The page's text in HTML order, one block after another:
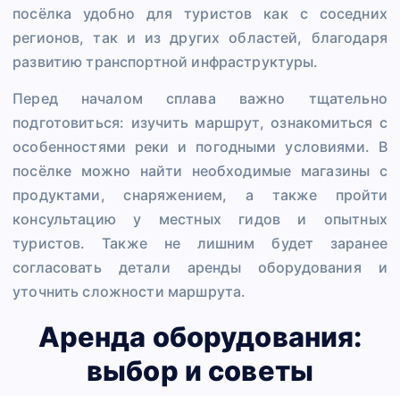
посёлка удобно для туристов как с соседних
регионов, так и из других областей, благодаря
развитию транспортной инфраструктуры.
Перед началом сплава важно тщательно
подготовиться: изучить маршрут, ознакомиться с
особенностями реки и погодными условиями. В
посёлке можно найти необходимые магазины с
продуктами, снаряжением, а также пройти
консультацию у местных гидов и опытных
туристов. Также не лишним будет заранее
согласовать детали аренды оборудования и
уточнить сложности маршрута.
Аренда оборудования:
выбор и советы